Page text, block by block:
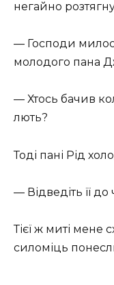
негайно
— Господи
молодого пана
— Хтось бачив
лють?
Тоді пані Рід
— Відведіть її
Тієї ж миті мене
силоміць